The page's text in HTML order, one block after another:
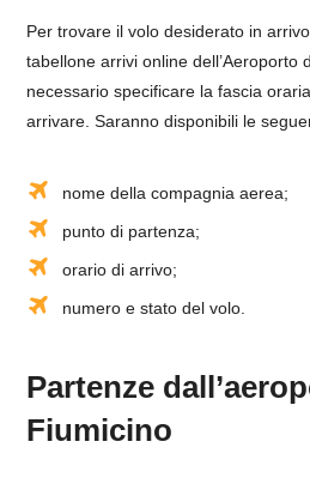
Per trovare il volo desiderato in
tabellone arrivi online dell’Aeroporto
necessario specificare la fascia
arrivare. Saranno disponibili le
nome della compagnia aerea;
punto di partenza;
orario di arrivo;
numero e stato del volo.
Partenze
Fiumicino